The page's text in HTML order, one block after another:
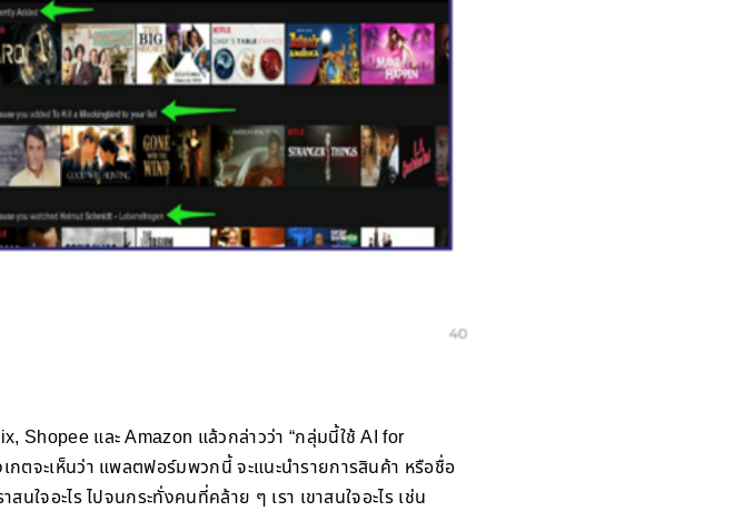
และ Amazon แล้วกล่าวว่า “กลุ่มนี้ใช้ AI for
กตจะเห็นว่า แพลตฟอร์มพวกนี้ จะแนะนำรายการสินค้า หรือชื่อ
นใจอะไร ไปจนกระทั่งคนที่คล้าย ๆ เรา เขาสนใจอะไร เช่น